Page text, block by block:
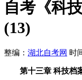
自考《科
(13)
整编： 湖北自考网 时
第十三章 科技档